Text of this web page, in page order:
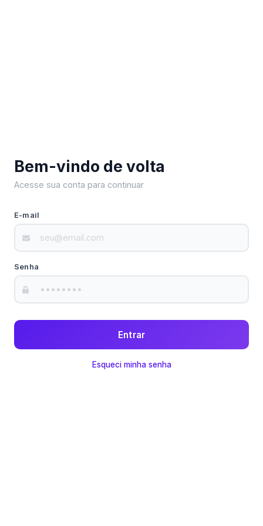
Bem-vindo de volta
Acesse sua conta para continuar
E-mail
Senha
Entrar
Esqueci minha senha